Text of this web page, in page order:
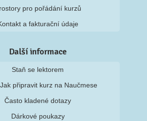
pro pořádání kurzů
a fakturační údaje
Další informace
Staň se lektorem
připravit kurz na Naučmese
Často kladené dotazy
Dárkové poukazy